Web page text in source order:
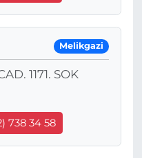
Melikgazi
1171. SOK
738 34 58